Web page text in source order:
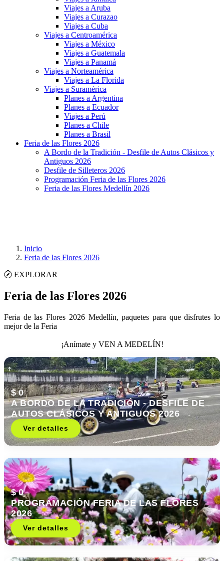
Viajes a Aruba
Viajes a Curazao
Viajes a Cuba
Viajes a Centroamérica
Viajes a México
Viajes a Guatemala
Viajes a Panamá
Viajes a Norteamérica
Viajes a La Florida
Viajes a Suramérica
Planes a Argentina
Planes a Ecuador
Viajes a Perú
Planes a Chile
Planes a Brasil
Feria de las Flores 2026
A Bordo de la Tradición - Desfile de Autos Clásicos y
Antiguos 2026
Desfile de Silleteros 2026
Programación Feria de las Flores 2026
Feria de las Flores Medellín 2026
Inicio
Feria de las Flores 2026
EXPLORAR
Feria de las Flores 2026
Feria de las Flores 2026 Medellín, paquetes para que disfrutes lo
mejor de la Feria
¡Anímate y VEN A MEDELÍN!
$ 0
A BORDO DE LA TRADICIÓN - DESFILE DE
AUTOS CLÁSICOS Y ANTIGUOS 2026
Ver detalles
$ 0
PROGRAMACIÓN FERIA DE LAS FLORES
2026
Ver detalles